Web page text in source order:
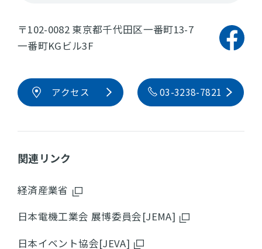
〒102-0082 東京都千代田区一番町13-7
一番町KGビル3F
アクセス 03-3238-7821
関連リンク
経済産業省
日本電機工業会 展博委員会[JEMA]
日本イベント協会[JEVA]